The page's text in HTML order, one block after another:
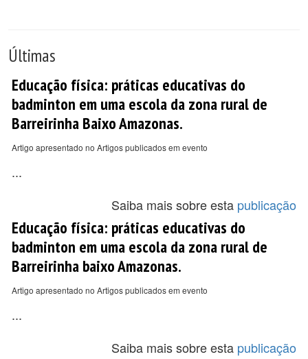
Últimas
Educação física: práticas educativas do
badminton em uma escola da zona rural de
Barreirinha Baixo Amazonas.
Artigo apresentado no Artigos publicados em evento
...
Saiba mais sobre esta publicação
Educação física: práticas educativas do
badminton em uma escola da zona rural de
Barreirinha baixo Amazonas.
Artigo apresentado no Artigos publicados em evento
...
Saiba mais sobre esta publicação